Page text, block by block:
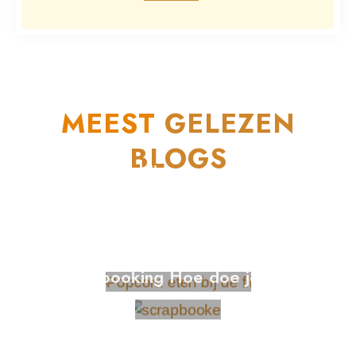
MEEST GELEZEN
BLOGS
Wat te doen bij een verstopt riool in
Scrapbooking Hoe doe je dat?